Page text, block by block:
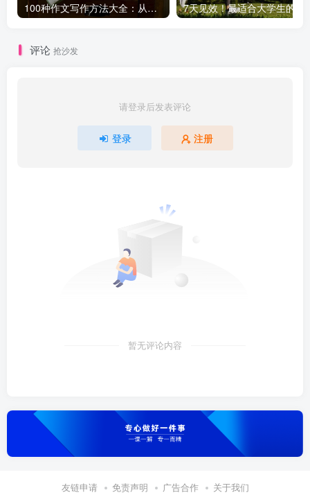
100种作文写作方法大全：从基础到高级，轻松提升写作水平！
评论 抢沙发
请登录后发表评论
登录 注册
暂无评论内容
友链申请 免责声明 广告合作 关于我们